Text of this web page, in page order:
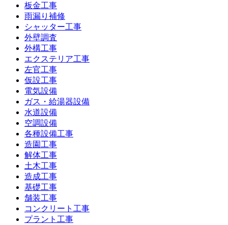
板金工事
雨漏り補修
シャッター工事
外壁調査
外構工事
エクステリア工事
左官工事
仮設工事
電気設備
ガス・給湯器設備
水道設備
空調設備
各種設備工事
造園工事
解体工事
土木工事
造成工事
基礎工事
舗装工事
コンクリート工事
プラント工事